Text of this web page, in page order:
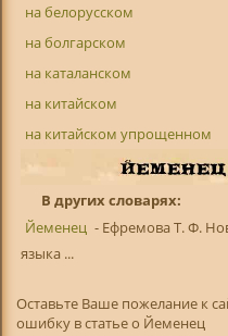
на белорусском
на болгарском
на каталанском
на китайском
на китайском упрощенном
В других словарях:
Йеменец - Ефремова Т. Ф.
языка ...
Оставьте Ваше пожелание к
ошибку в статье о Йеменец